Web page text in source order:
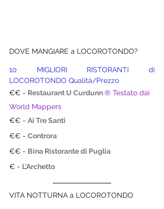
DOVE MANGIARE a LOCOROTONDO?
10 MIGLIORI RISTORANTI di
LOCOROTONDO Qualità/Prezzo
€€ - Restaurant U Curdunn® Testato dai
World Mappers
€€ - Ai Tre Santi
€€ - Controra
€€ - Bina Ristorante di Puglia
€ - L'Archetto
VITA NOTTURNA a LOCOROTONDO